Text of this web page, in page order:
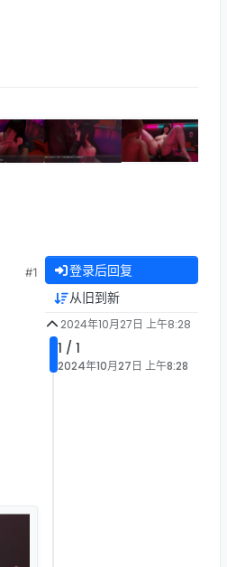
#1 登录后回复
从旧到新
2024年10月27日 上午8:28
1 / 1
2024年10月27日 上午8:28